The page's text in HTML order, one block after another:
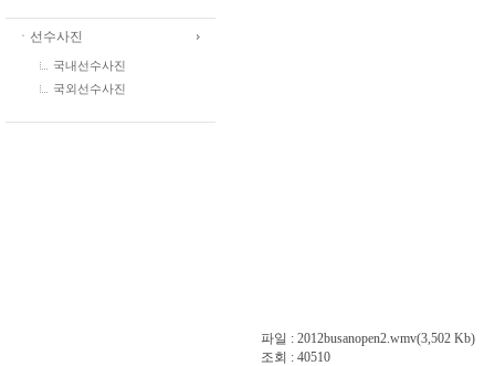
ㆍ선수사진
국내선수사진
국외선수사진
파일 : 2012busanopen2.wmv(3,502 Kb)
조회 : 40510